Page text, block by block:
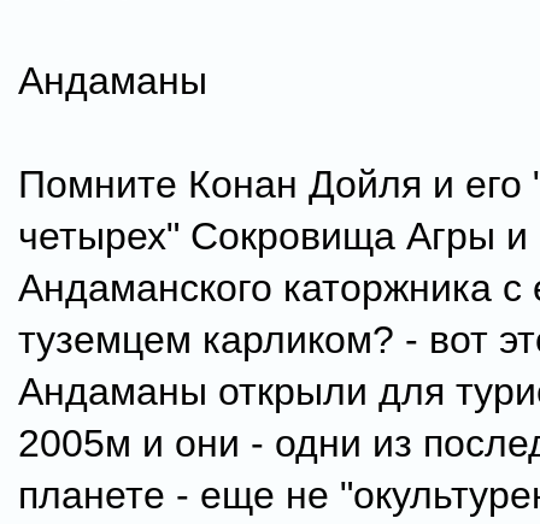
Андаманы
Помните Конан Дойля и его
четырех" Сокровища Агры и
Андаманского каторжника
туземцем карликом? - вот
Андаманы открыли для
2005м и они - одни из
планете - еще не